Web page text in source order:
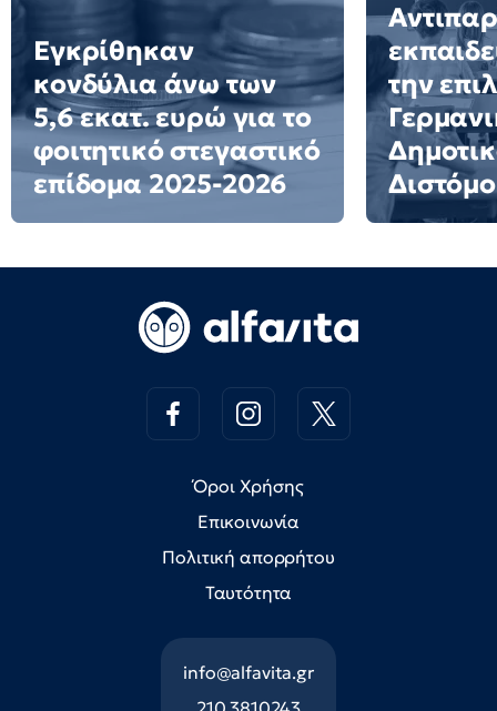
Εγκρίθηκαν
κονδύλια άνω των
5,6 εκατ. ευρώ για το
φοιτητικό στεγαστικό
επίδομα 2025-2026
την
Όροι Χρήσης
Επικοινωνία
Πολιτική απορρήτου
Ταυτότητα
info@alfavita.gr